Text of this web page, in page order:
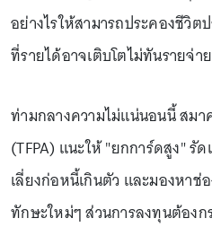
อย่างไรให้สามารถประคองชีวิต
ที่รายได้อาจเติบโตไม่ทันรายจ่า
ท่ามกลางความไม่แน่นอนนี้ สมา
(TFPA) แนะให้ "ยกการ์ดสูง" รั
เลี่ยงก่อหนี้เกินตัว และมองหา
ทักษะใหม่ๆ ส่วนการลงทุนต้อง